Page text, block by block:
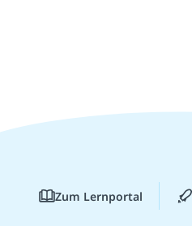
Zum Lernportal